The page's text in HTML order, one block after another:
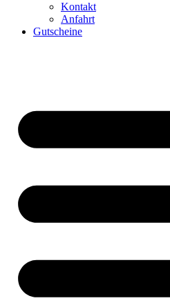
Kontakt
Anfahrt
Gutscheine